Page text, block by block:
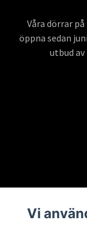
Våra dörrar
öppna sedan
utbud
Vi